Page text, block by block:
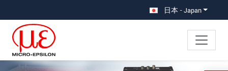
日本 - Japan